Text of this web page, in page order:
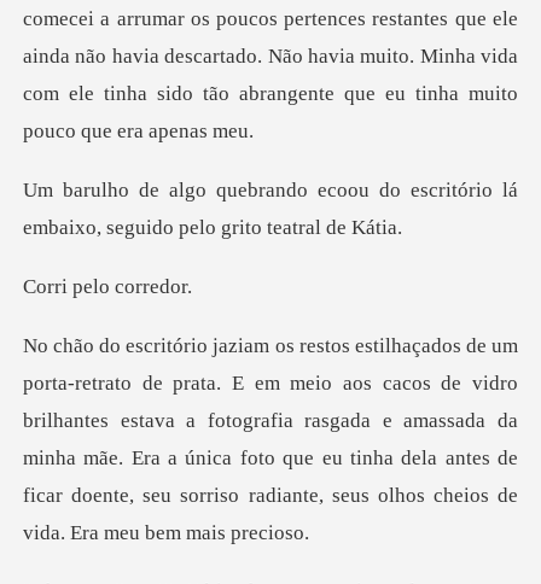
comecei a arrumar os poucos pertences restantes que ele
ainda não havia descartado. Não
ou do escritório lá
embaixo, seg
pelo c
de vidro
brilhantes estava a fotografia rasgada e amassada da
minha mãe. Era a única foto que eu tinha